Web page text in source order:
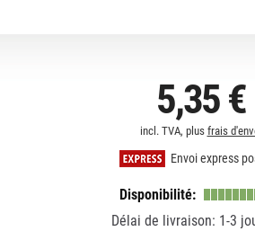
5,35 €
incl. TVA, plus frais
Envoi express
Disponibilité:
Délai de livraison: 1-3